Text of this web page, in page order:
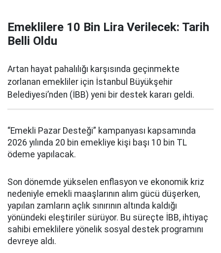
Emeklilere 10 Bin Lira Verilecek: Tarih
Belli Oldu
Artan hayat pahalılığı karşısında geçinmekte
zorlanan emekliler için İstanbul Büyükşehir
Belediyesi’nden (İBB) yeni bir destek kararı geldi.
“Emekli Pazar Desteği” kampanyası kapsamında
2026 yılında 20 bin emekliye kişi başı 10 bin TL
ödeme yapılacak.
Son dönemde yükselen enflasyon ve ekonomik kriz
nedeniyle emekli maaşlarının alım gücü düşerken,
yapılan zamların açlık sınırının altında kaldığı
yönündeki eleştiriler sürüyor. Bu süreçte İBB, ihtiyaç
sahibi emeklilere yönelik sosyal destek programını
devreye aldı.